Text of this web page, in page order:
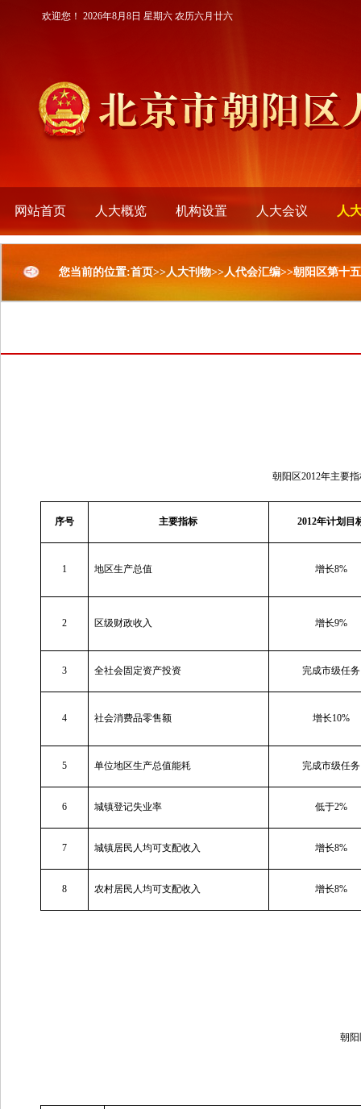
欢迎您！ 2026年8月8日 星期六 农历六月廿六
网站首页 人大概览 机构设置 人大会议 人
您当前的位置:首页>>人大刊物>>人代会汇编>>朝阳区第十
朝阳区2012年主要
序号 主要指标 2012年计划目
1 地区生产总值 增长8%
2 区级财政收入 增长9%
3 全社会固定资产投资 完成市级任务
4 社会消费品零售额 增长10%
5 单位地区生产总值能耗 完成市级任务
6 城镇登记失业率 低于2%
7 城镇居民人均可支配收入 增长8%
8 农村居民人均可支配收入 增长8%
朝阳